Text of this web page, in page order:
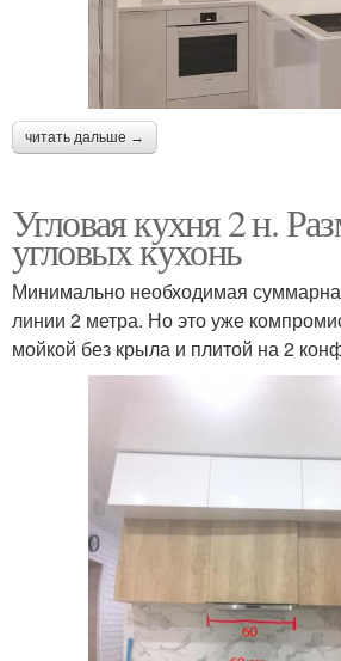
читать дальше →
Угловая кухня 2 н.
угловых кухонь
Минимально необходимая
линии 2 метра. Но это уже
мойкой без крыла и плитой на 2